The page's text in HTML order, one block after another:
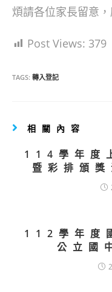
煩請各位家長留意
Post Views: 379
TAGS: 轉入登記
相關內容
114學年度
暨彩排頒
112學年度
公立國